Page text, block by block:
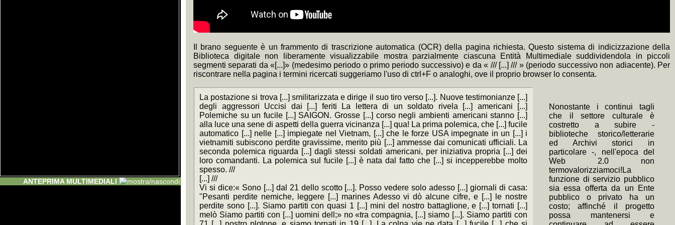
ANTEPRIMA MULTIMEDIALI
Il brano seguente è un frammento di trascrizione automatica (OCR) della pagina richiesta. Questo sistema di indicizzazione della
Biblioteca digitale non liberamente visualizzabile mostra parzialmente ciascuna Entità Multimediale suddividendola in piccoli
segmenti separati da «[...]» (medesimo periodo o primo periodo successivo) e da « /// [...] /// » (periodo successivo non adiacente). Per
riscontrare nella pagina i termini ricercati suggeriamo l'uso di ctrl+F o analoghi, ove il proprio browser lo consenta.
La postazione si trova [...] smilitarizzata e dirige il suo tiro verso [...]. Nuove testimonianze [...]
degli aggressori Uccisi dai [...] feriti La lettera di un soldato rivela [...] americani [...]
Polemiche su un fucile [...] SAIGON. Grosse [...] corso negli ambienti americani stanno [...]
alla luce una sene di aspetti della guerra vicinanza [...] qua! La prima polemica, che [...] fucile
automatico [...] nelle [...] impiegate nel Vietnam, [...] che le forze USA impegnate in un [...] i
vietnamiti subiscono perdite gravissime, merito più [...] ammesse dai comunicati ufficiali. La
seconda polemica riguarda [...] dagli stessi soldati americani, per iniziativa propria [...] dei
loro comandanti. La polemica sul fucile [...] è nata dal fatto che [...] si incepperebbe molto
spesso. ///
[...] ///
Vi si dice:« Sono [...] dal 21 dello scotto [...]. Posso vedere solo adesso [...] giornali di casa:
"Pesanti perdite nemiche, leggere [...] marines Adesso vi dò alcune cifre, e [...] le nostre
perdite sono [...]. Siamo partiti con quasi 1 [...] mini del nostro battaglione, e [...] tornati [...]
melò Siamo partiti con [...] uomini dell;» no «tra compagnia, [...] siamo [...]. Siamo partiti con
Nonostante i continui tagli
che il settore culturale è
costretto a subire -
biblioteche storico/letterarie
ed Archivi storici in
particolare -, nell'epoca del
Web 2.0 non
termovalorizziamoci!La
funzione di servizio pubblico
sia essa offerta da un Ente
pubblico o privato ha un
costo; affinché il progetto
possa mantenersi e